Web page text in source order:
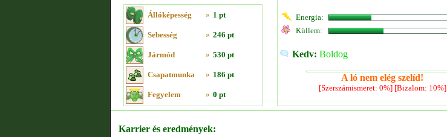
Állóképesség » 1 pt
Sebesség » 246 pt
Jármód » 530 pt
Csapatmunka » 186 pt
Fegyelem » 0 pt
Energia:
Küllem:
Kedv: Boldog
A ló nem elég szelíd!
[Szerszámismeret: 0%] [Bizalom: 10%]
Karrier és eredmények: